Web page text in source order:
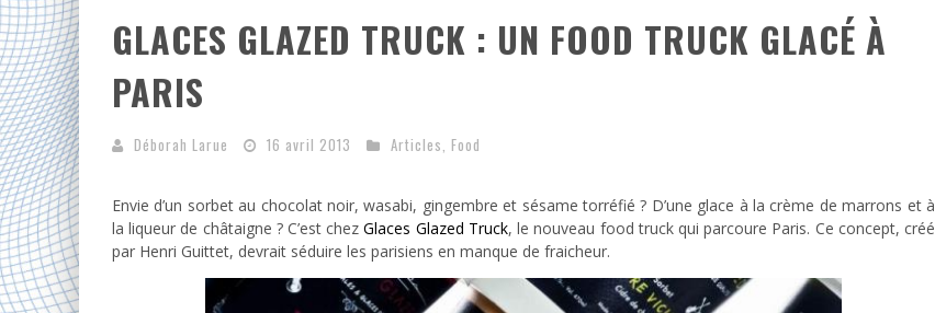
GLACES GLAZED TRUCK : UN FOOD TRUCK GLACÉ À
PARIS
Déborah Larue 16 avril 2013 Articles, Food
Envie d’un sorbet au chocolat noir, wasabi, gingembre et sésame torréfié ? D’une glace à la crème de marrons et à
la liqueur de châtaigne ? C’est chezGlaces Glazed Truck, le nouveau food truck qui parcoure Paris. Ce concept, créé
par Henri Guittet, devrait séduire les parisiens en manque de fraicheur.